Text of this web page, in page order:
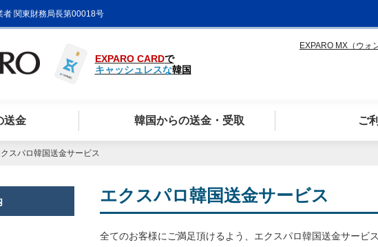
者 関東財務局長第00018号
EXPARO CARDで
キャッシュレスな韓国
EXPARO MX（ウォ
送金 韓国からの送金・受取 ご
スパロ韓国送金サービス
エクスパロ韓国送金サービス
全てのお客様にご満足頂けるよう、エクスパロ韓国送金サー